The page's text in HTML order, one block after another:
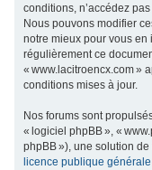
conditions, n’accédez
Nous pouvons modifier
notre mieux pour vous en
régulièrement ce
« www.lacitroencx.com »
conditions mises à jour.
Nos forums sont
« logiciel phpBB », «
phpBB »), une solution
licence publique